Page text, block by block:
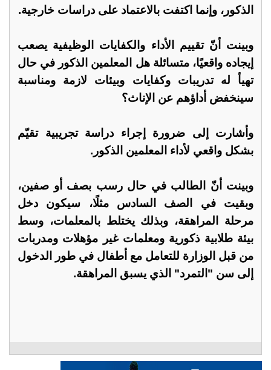
الذكور، وإنما اكتفت بالاعتماد على دراسات خارجية.
وبينت أنّ تقييم الأداء والكفايات الوظيفية يصعب
إيجاده واقعيًا، متسائلة هل المعلمين الذكور في حال
تهيأ له تدريبات وكفايات وبيئات لازمة ومناسبة
سينخفض أداؤهم عن الإناث؟
وأشارت إلى ضرورة إجراء دراسة تجريبية تقيّم
بشكل واقعي لأداء المعلمين الذكور.
وبينت أنّ الطالب في حال رسب بصف أو صفين،
وبقيت في الصف السادس مثلًا، سيكون دخل
مرحلة المراهقة، وبذلك يختلط بالمعلمات، وسط
بيئة طلابية ذكورية ومعلمات غير مؤهلات ومدربات
من قبل الوزارة للتعامل مع أطفال في طور الدخول
إلى سن "التمرد" الذي يسبق المراهقة.